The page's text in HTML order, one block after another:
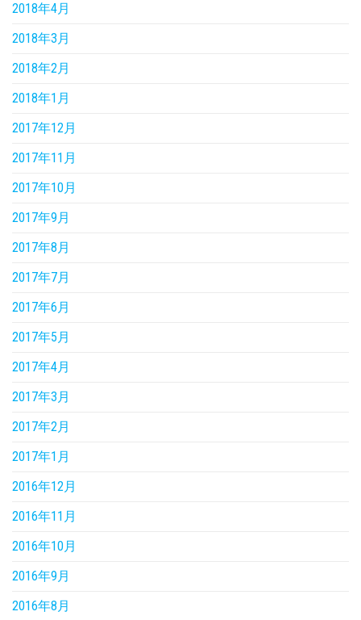
2018年4月
2018年3月
2018年2月
2018年1月
2017年12月
2017年11月
2017年10月
2017年9月
2017年8月
2017年7月
2017年6月
2017年5月
2017年4月
2017年3月
2017年2月
2017年1月
2016年12月
2016年11月
2016年10月
2016年9月
2016年8月